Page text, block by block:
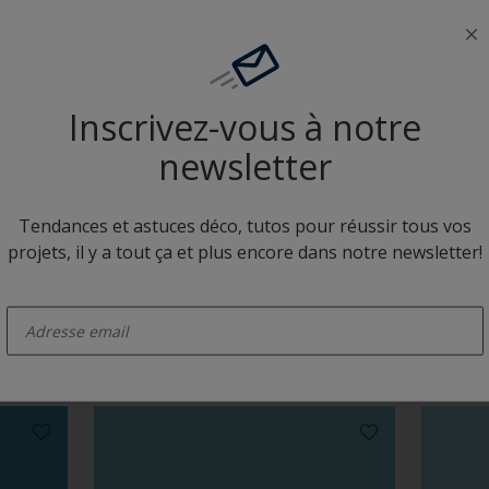
Neutres colorés
R1.23.72
Inscrivez-vous à notre
newsletter
Tendances et astuces déco, tutos pour réussir tous vos
projets, il y a tout ça et plus encore dans notre newsletter!